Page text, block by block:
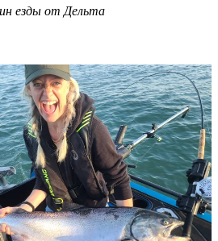
езды от Дельта